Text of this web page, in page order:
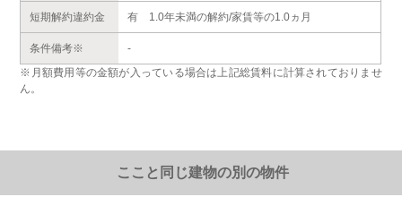
短期解約違約金 有 1.0年未満の解約/家賃等の1.0ヵ月
条件備考※
-
※月額費用等の金額が入っている場合は上記総賃料に計算されておりませ
ん。
ここと同じ建物の別の物件